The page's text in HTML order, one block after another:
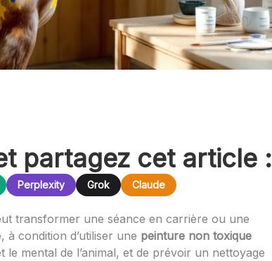
partagez cet article :
Perplexity Grok Claude
transformer une séance en carrière ou une
à condition d’utiliser une peinture non toxique
le mental de l’animal, et de prévoir un nettoyage